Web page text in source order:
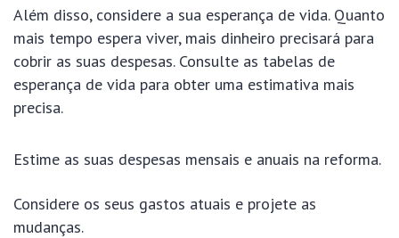
Além disso, considere a sua esperança de vida. Quanto
mais tempo espera viver, mais dinheiro precisará para
cobrir as suas despesas. Consulte as tabelas de
esperança de vida para obter uma estimativa mais
precisa.
Estime as suas despesas mensais e anuais na reforma.
Considere os seus gastos atuais e projete as
mudanças.